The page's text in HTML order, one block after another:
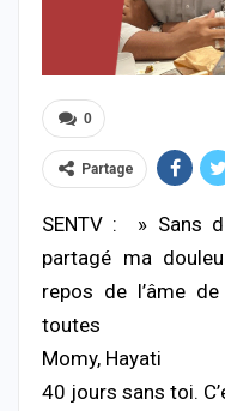
0
Partage
SENTV : » Sans
partagé ma
repos de l’âme
toutes
Momy, Hayati
40 jours sans toi.